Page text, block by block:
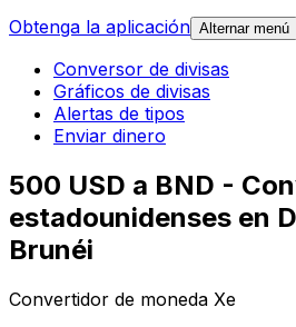
Obtenga la aplicación Alternar menú
Conversor de divisas
Gráficos de divisas
Alertas de tipos
Enviar dinero
500 USD a BND -
estadounidenses en
Brunéi
Convertidor de moneda Xe